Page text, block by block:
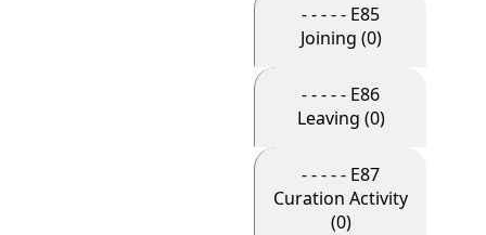
- - - - - E85
Joining (0)
- - - - - E86
Leaving (0)
- - - - - E87
Curation Activity
(0)